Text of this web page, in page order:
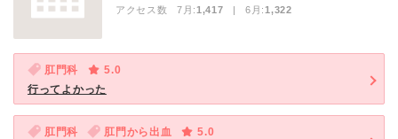
アクセス数 7月:1,417 | 6月:1,322
肛門科
5.0
行ってよかった
肛門科 肛門から出血
5.0